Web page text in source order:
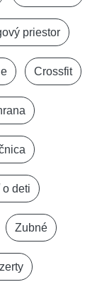
priestor
Crossfit
deti
Zubné